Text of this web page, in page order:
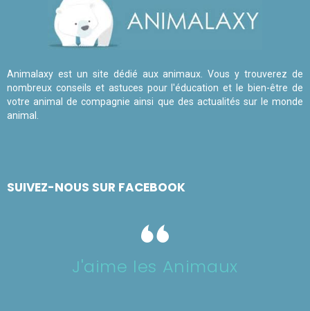
Animalaxy est un site dédié aux animaux. Vous y trouverez de
nombreux conseils et astuces pour l'éducation et le bien-être de
votre animal de compagnie ainsi que des actualités sur le monde
animal.
SUIVEZ-NOUS SUR FACEBOOK
J'aime les Animaux